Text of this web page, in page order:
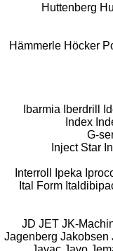
Huttenberg
Hämmerle Höcker
Ibarmia
Iberdrill
Index
G-
Inject Star
Interroll
Ipeka
Ital Form
JD JET JK-
Jagenberg Jakobsen